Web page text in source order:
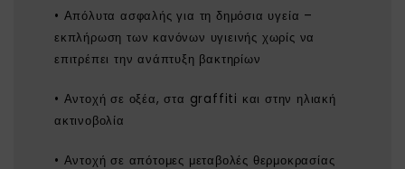
• Απόλυτα ασφαλής για τη δημόσια υγεία –
εκπλήρωση των κανόνων υγιεινής χωρίς να
επιτρέπει την ανάπτυξη βακτηρίων
• Αντοχή σε οξέα, στα graffiti και στην ηλιακή
ακτινοβολία
• Αντοχή σε απότομες μεταβολές θερμοκρασίας